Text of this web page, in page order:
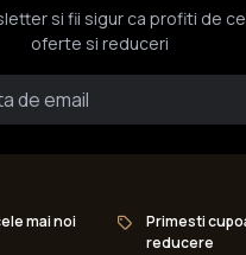
si fii sigur ca profiti de
oferte si reduceri
mai noi
Primesti
reducere